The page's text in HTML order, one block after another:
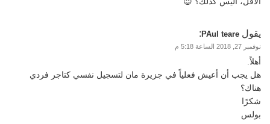
يقول PAul teare
:
نوفمبر 27, 2018 الساعة 5:18 م
أهلاً.
هل يجب أن أعيش فعلياً في جزيرة مان لتسجيل نفسي كتاجر فردي
هناك؟
شكرًا
بولس